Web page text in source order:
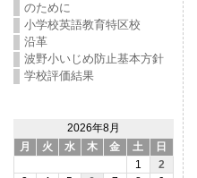
のために
小学校英語教育特区校
沿革
波野小いじめ防止基本方針
学校評価結果
2026年8月
月
火 水 木 金 土 日
1
2